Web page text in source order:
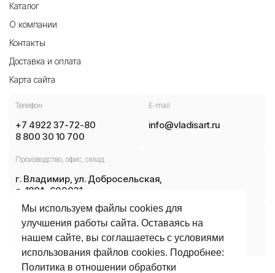
Каталог
О компании
Контакты
Доставка и оплата
Карта сайта
Телефон
+7 4922 37-72-80
8 800 30 10 700
E-mail
info@vladisart.ru
Производство, офис, склад
г. Владимир, ул. Добросельская,
д. 188А, 600031
Часы работы
ПН-ЧТ 08:30 — 17:30
ПТ 08:30 — 16:15
Мы используем файлы cookies для
улучшения работы сайта. Оставаясь на
нашем сайте, вы соглашаетесь с условиями
использования файлов cookies. Подробнее:
Политика в отношении обработки